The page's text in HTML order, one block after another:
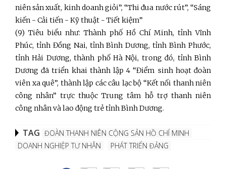
niên sản xuất, kinh doanh giỏi”, “Thi đua nước rút”, “Sáng
kiến - Cải tiến - Kỹ thuật - Tiết kiệm”
(9) Tiêu biểu như: Thành phố Hồ Chí Minh, tỉnh Vĩnh
Phúc, tỉnh Đồng Nai, tỉnh Bình Dương, tỉnh Bình Phước,
tỉnh Hải Dương, thành phố Hà Nội, trong đó, tỉnh Bình
Dương đã triển khai thành lập 4 “Điểm sinh hoạt đoàn
viên xa quê”, thành lập các câu lạc bộ “Kết nối thanh niên
công nhân” trực thuộc Trung tâm hỗ trợ thanh niên
công nhân và lao động trẻ tỉnh Bình Dương.
TAG ĐOÀN THANH NIÊN CỘNG SẢN HỒ CHÍ MINH
DOANH NGHIỆP TƯ NHÂN
PHÁT TRIỂN ĐẢNG